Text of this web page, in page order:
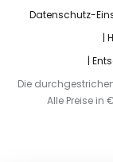
Datenschutz-
Die
Alle Preise in